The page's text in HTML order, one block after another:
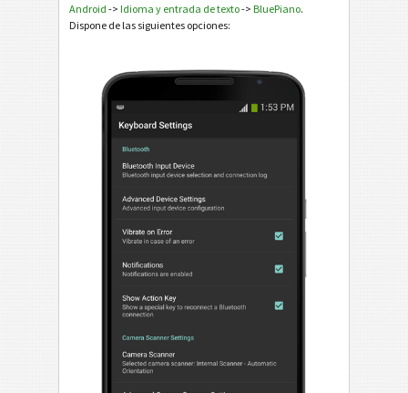
Android -> Idioma y entrada de texto-> BluePiano.
Dispone de las siguientes opciones: